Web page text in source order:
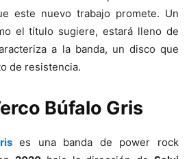
este nuevo trabajo promete. Un
el título sugiere, estará lleno de
a la banda, un disco que
de resistencia.
Búfalo Gris
es una banda de power rock